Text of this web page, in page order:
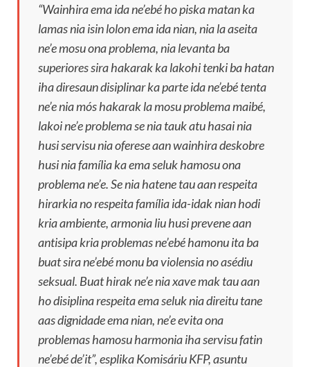
“Wainhira ema ida ne’ebé ho piska matan ka
lamas nia isin lolon ema ida nian, nia la aseita
ne’e mosu ona problema, nia levanta ba
superiores sira hakarak ka lakohi tenki ba hatan
iha diresaun disiplinar ka parte ida ne’ebé tenta
ne’e nia mós hakarak la mosu problema maibé,
lakoi ne’e problema se nia tauk atu hasai nia
husi servisu nia oferese aan wainhira deskobre
husi nia família ka ema seluk hamosu ona
problema ne’e. Se nia hatene tau aan respeita
hirarkia no respeita família ida-idak nian hodi
kria ambiente, armonia liu husi prevene aan
antisipa kria problemas ne’ebé hamonu ita ba
buat sira ne’ebé monu ba violensia no asédiu
seksual. Buat hirak ne’e nia xave mak tau aan
ho disiplina respeita ema seluk nia direitu tane
aas dignidade ema nian, ne’e evita ona
problemas hamosu harmonia iha servisu fatin
ne’ebé de’it”, esplika Komisáriu KFP, asuntu